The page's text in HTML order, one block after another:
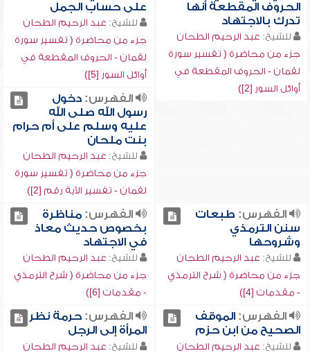
الحروف المقطعة أنها
تدرك بالاجتهاد
للشيخ: عبد الرحيم الطحان
جزء من محاضرة ( تفسير سورة
لقمان - الحروف المقطعة في
أوائل السور [2])
على حساب الجمل
للشيخ: عبد الرحيم الطحان
جزء من محاضرة ( تفسير سورة
لقمان - الحروف المقطعة في
أوائل السور [5])
الفهرس:دخول
رسول الله صلى الله
عليه وسلم على أم حرام
بنت ملحان
للشيخ: عبد الرحيم الطحان
جزء من محاضرة ( تفسير سورة
لقمان - تفسير الآية رقم [2])
الفهرس: طبعات
سنن الترمذي
وشروحها
للشيخ: عبد الرحيم الطحان
جزء من محاضرة ( شرح الترمذي
- مقدمات [4])
الفهرس:مناظرة
بخصوص حديث معاذ
في الاجتهاد
للشيخ: عبد الرحيم الطحان
جزء من محاضرة ( شرح الترمذي
- مقدمات [6])
الفهرس:الموقف
الصحيح من ابن حزم
للشيخ: عبد الرحيم الطحان
الفهرس:حرمة نظر
المرأة إلى الرجل
للشيخ: عبد الرحيم الطحان